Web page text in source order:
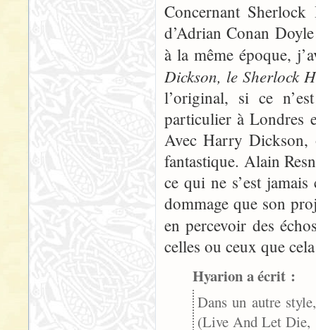
Concernant
d’Adrian Conan
à la même époque,
Dickson, le Sherlock
l’original, si ce
particulier à Londres
Avec Harry Dickson,
fantastique. Alain
ce qui ne s’est
dommage que son
en percevoir des
celles ou ceux que
Hyarion a écrit :
Dans un autre
(Live And Let Die,